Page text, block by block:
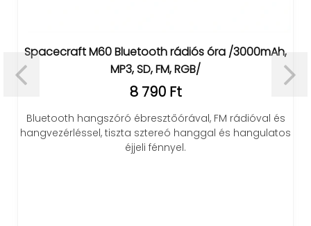
Spacecraft M60 Bluetooth rádiós óra /3000mAh,
MP3, SD, FM, RGB/
8 790 Ft
Bluetooth hangszóró ébresztőórával, FM rádióval és
hangvezérléssel, tiszta sztereó hanggal és hangulatos
éjjeli fénnyel.